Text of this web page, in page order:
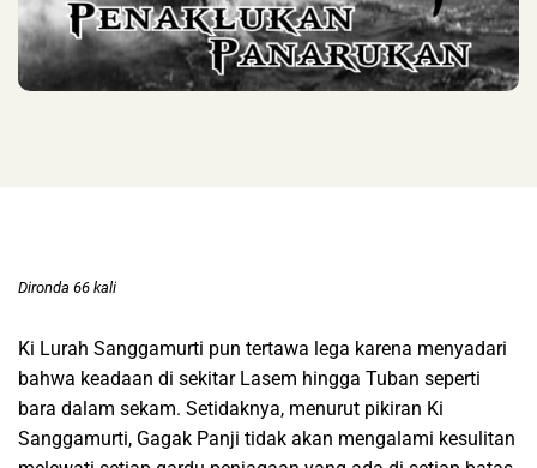
Dironda 66 kali
Ki Lurah Sanggamurti pun tertawa lega karena menyadari
bahwa keadaan di sekitar Lasem hingga Tuban seperti
bara dalam sekam. Setidaknya, menurut pikiran Ki
Sanggamurti, Gagak Panji tidak akan mengalami kesulitan